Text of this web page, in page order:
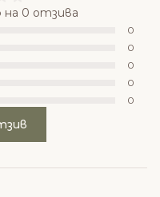
на 0 отзива
0
0
0
0
0